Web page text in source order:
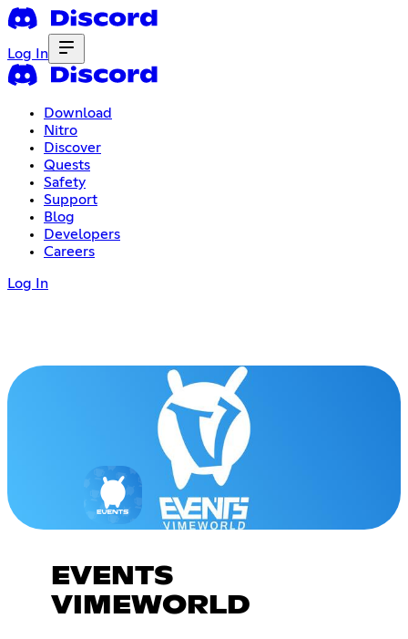
Log In
Download
Nitro
Discover
Quests
Safety
Support
Blog
Developers
Careers
Log In
EVENTS
VIMEWORLD